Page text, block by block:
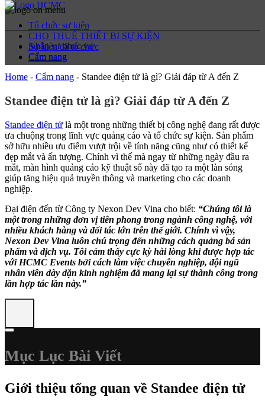
Nhân sự phục vụ
Cẩm nang
Tổ chức sự kiện
CHO THUÊ THIẾT BỊ SỰ KIỆN
Sự kiện đã tổ chức
Cẩm nang
Home - Cẩm nang - Standee điện tử là gì? Giải đáp từ A đến Z
Standee điện tử là gì? Giải đáp từ A đến Z
Standee điện tử là một trong những thiết bị công nghệ đang rất được
ưa chuộng trong lĩnh vực quảng cáo và tổ chức sự kiện. Sản phẩm
sở hữu nhiều ưu điểm vượt trội về tính năng cũng như có thiết kế
đẹp mắt và ấn tượng. Chính vì thế mà ngay từ những ngày đầu ra
mắt, màn hình quảng cáo kỹ thuật số này đã tạo ra một làn sóng
giúp tăng hiệu quả truyền thông và marketing cho các doanh
nghiệp.
Đại điện đến từ Công ty Nexon Dev Vina cho biết: “Chúng tôi là
một trong những đơn vị tiên phong trong ngành công nghệ, với
nhiều khách hàng và đối tác lớn trên thế giới. Chính vì vậy,
Nexon Dev Vina luôn chú trọng đến những cách quảng bá sản
phẩm và dịch vụ. Tôi cảm thấy cực kỳ hài lòng khi được hợp tác
với HCMC Events bởi cách làm việc chuyên nghiệp, đội ngũ
nhân viên dày dặn kinh nghiệm đã mang lại sự thành công trong
lần hợp tác lần này.”
Mục Lục Bài Viết
Giới thiệu tổng quan về Standee điện tử